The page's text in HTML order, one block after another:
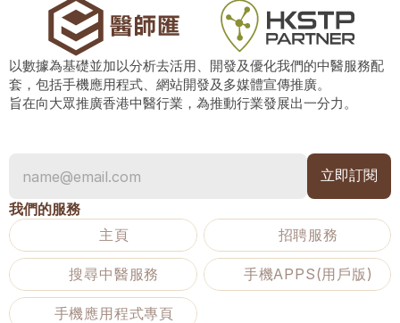
以數據為基礎並加以分析去活用、開發及優化我們的中醫服務配
套，包括手機應用程式、網站開發及多媒體宣傳推廣。
旨在向大眾推廣香港中醫行業，為推動行業發展出一分力。
我們的服務
主頁
招聘服務
搜尋中醫服務 手機APPS(用戶版)
手機應用程式專頁